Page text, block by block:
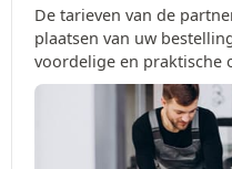
De tarieven van de
plaatsen van uw
voordelige en praktische